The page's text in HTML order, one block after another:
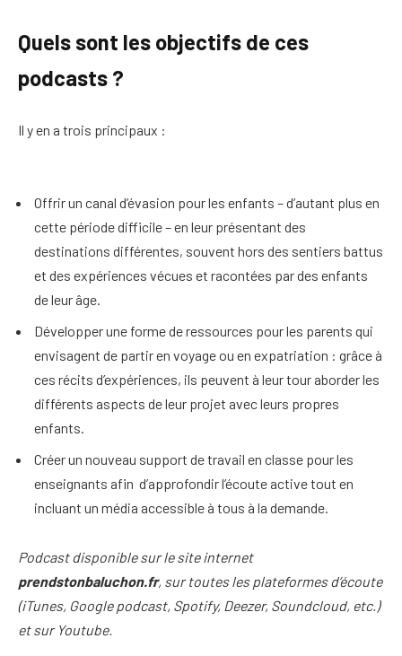
Quels sont les objectifs de ces
podcasts ?
Il y en a trois principaux :
Offrir un canal d’évasion pour les enfants – d’autant plus en
cette période difficile – en leur présentant des
destinations différentes, souvent hors des sentiers battus
et des expériences vécues et racontées par des enfants
de leur âge.
Développer une forme de ressources pour les parents qui
envisagent de partir en voyage ou en expatriation : grâce à
ces récits d’expériences, ils peuvent à leur tour aborder les
différents aspects de leur projet avec leurs propres
enfants.
Créer un nouveau support de travail en classe pour les
enseignants afin d’approfondir l’écoute active tout en
incluant un média accessible à tous à la demande.
Podcast disponible sur le site internet
prendstonbaluchon.fr, sur toutes les plateformes d’écoute
(iTunes, Google podcast, Spotify, Deezer, Soundcloud, etc.)
et sur Youtube.